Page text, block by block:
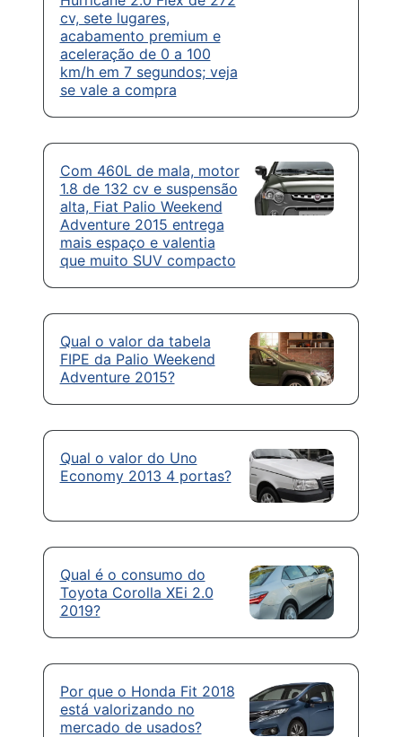
cv, sete lugares,
acabamento premium e
aceleração de 0 a 100
km/h em 7 segundos; veja
se vale a compra
Com 460L de mala, motor
1.8 de 132 cv e suspensão
alta, Fiat Palio Weekend
Adventure 2015 entrega
mais espaço e valentia
que muito SUV compacto
Qual o valor da tabela
FIPE da Palio Weekend
Adventure 2015?
Qual o valor do Uno
Economy 2013 4 portas?
Qual é o consumo do
Toyota Corolla XEi 2.0
2019?
Por que o Honda Fit 2018
está valorizando no
mercado de usados?